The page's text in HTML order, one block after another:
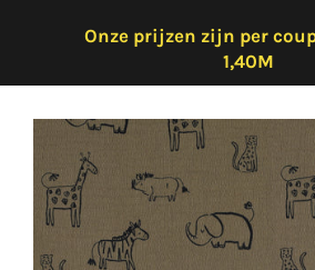
Onze prijzen zijn per
1,40M